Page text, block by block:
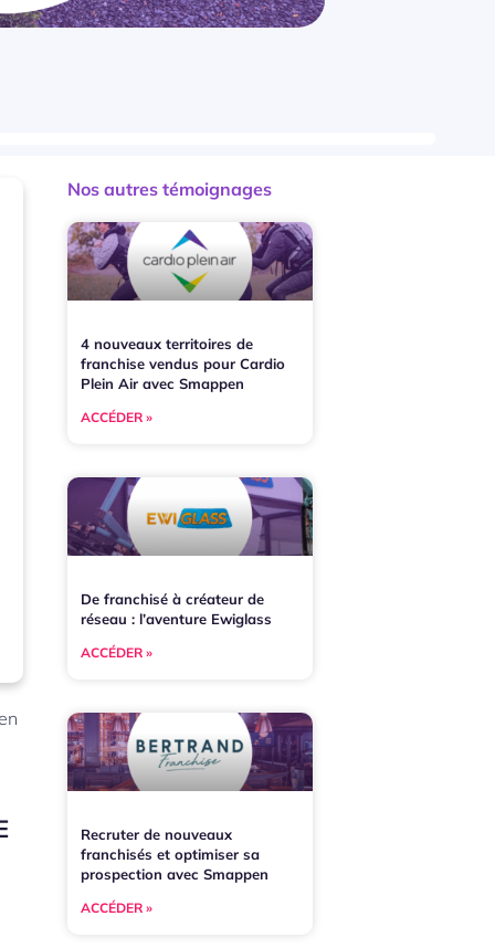
Nos autres témoignages
4 nouveaux territoires de
franchise vendus pour Cardio
Plein Air avec Smappen
ACCÉDER »
De franchisé à créateur de
réseau : l’aventure Ewiglass
ACCÉDER »
Recruter de nouveaux
franchisés et optimiser sa
prospection avec Smappen
ACCÉDER »